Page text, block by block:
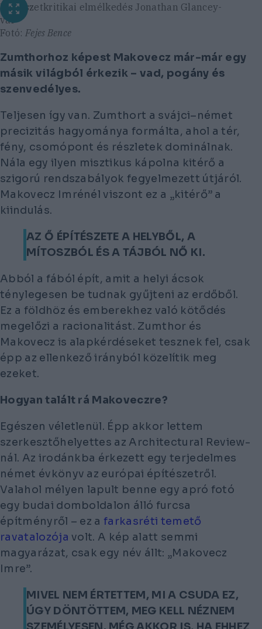
Építészetkritikai elmélkedés Jonathan Glancey-
val
Fotó: Fejes Bence
Zumthorhoz képest Makovecz már-már egy
másik világból érkezik – vad, pogány és
szenvedélyes.
Teljesen így van. Zumthort a svájci–német
precizitás hagyománya formálta, ahol a tér,
fény, csomópont és részletek dominálnak.
Nála egy ilyen misztikus kápolna kitérő a
szigorú rendszabályok fegyelmezett útjáról.
Makovecz Imrénél viszont ez a „kitérő” a
kiindulás.
AZ Ő ÉPÍTÉSZETE A HELYBŐL, A
MÍTOSZBÓL ÉS A TÁJBÓL NŐ KI.
Abból a fából épít, amit a helyi ácsok
ténylegesen be tudnak gyűjteni az erdőből.
Ez a földhöz és emberekhez való kötődés
megelőzi a racionalitást. Zumthor és
Makovecz is alapkérdéseket tesznek fel, csak
épp az ellenkező irányból közelítik meg
ezeket.
Hogyan talált rá Makoveczre?
Egészen véletlenül. Épp akkor lettem
szerkesztőhelyettes az Architectural Review-
nál. Az irodánkba érkezett egy terjedelmes
német évkönyv az európai építészetről.
Valahol mélyen lapult benne egy apró fotó
egy budai domboldalon álló furcsa
építményről – ez a farkasréti temető
ravatalozója volt. A kép alatt semmi
magyarázat, csak egy név állt: „Makovecz
Imre”.
MIVEL NEM ÉRTETTEM, MI A CSUDA EZ,
ÚGY DÖNTÖTTEM, MEG KELL NÉZNEM